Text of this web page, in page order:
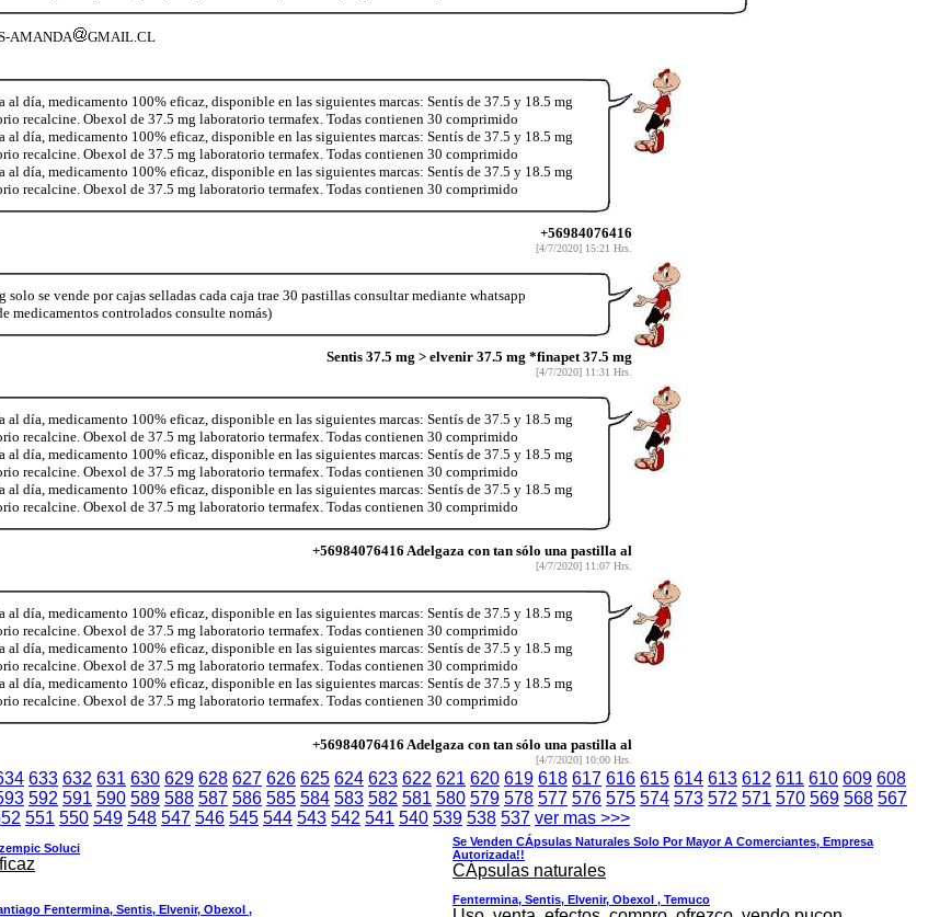
AMANDA GMAIL.CL
día, medicamento 100% eficaz, disponible en las siguientes marcas: Sentís de 37.5 y 18.5 mg
recalcine. Obexol de 37.5 mg laboratorio termafex. Todas contienen 30 comprimido
día, medicamento 100% eficaz, disponible en las siguientes marcas: Sentís de 37.5 y 18.5 mg
recalcine. Obexol de 37.5 mg laboratorio termafex. Todas contienen 30 comprimido
día, medicamento 100% eficaz, disponible en las siguientes marcas: Sentís de 37.5 y 18.5 mg
recalcine. Obexol de 37.5 mg laboratorio termafex. Todas contienen 30 comprimido
+56984076416
[4/7/2020] 15:21 Hrs.
se vende por cajas selladas cada caja trae 30 pastillas consultar mediante whatsapp
medicamentos controlados consulte nomás)
Sentis 37.5 mg > elvenir 37.5 mg *finapet 37.5 mg
[4/7/2020] 11:31 Hrs.
día, medicamento 100% eficaz, disponible en las siguientes marcas: Sentís de 37.5 y 18.5 mg
recalcine. Obexol de 37.5 mg laboratorio termafex. Todas contienen 30 comprimido
día, medicamento 100% eficaz, disponible en las siguientes marcas: Sentís de 37.5 y 18.5 mg
recalcine. Obexol de 37.5 mg laboratorio termafex. Todas contienen 30 comprimido
día, medicamento 100% eficaz, disponible en las siguientes marcas: Sentís de 37.5 y 18.5 mg
recalcine. Obexol de 37.5 mg laboratorio termafex. Todas contienen 30 comprimido
+56984076416 Adelgaza con tan sólo una pastilla al
[4/7/2020] 11:07 Hrs.
día, medicamento 100% eficaz, disponible en las siguientes marcas: Sentís de 37.5 y 18.5 mg
recalcine. Obexol de 37.5 mg laboratorio termafex. Todas contienen 30 comprimido
día, medicamento 100% eficaz, disponible en las siguientes marcas: Sentís de 37.5 y 18.5 mg
recalcine. Obexol de 37.5 mg laboratorio termafex. Todas contienen 30 comprimido
día, medicamento 100% eficaz, disponible en las siguientes marcas: Sentís de 37.5 y 18.5 mg
recalcine. Obexol de 37.5 mg laboratorio termafex. Todas contienen 30 comprimido
+56984076416 Adelgaza con tan sólo una pastilla al
[4/7/2020] 10:00 Hrs.
633 632 631 630 629 628 627 626 625 624 623 622 621 620 619 618 617 616 615 614 613 612 611 610 609 608
592 591 590 589 588 587 586 585 584 583 582 581 580 579 578 577 576 575 574 573 572 571 570 569 568 567
551 550 549 548 547 546 545 544 543 542 541 540 539 538 537 ver mas >>>
Soluci
Se Venden CÁpsulas Naturales Solo Por Mayor A Comerciantes, Empresa
Autorizada!!
CÁpsulas naturales
Fentermina, Sentis, Elvenir, Obexol ,
Fentermina, Sentis, Elvenir, Obexol , Temuco